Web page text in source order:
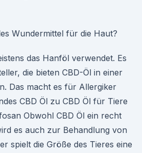
Wundermittel für die Haut?
das Hanföl verwendet. Es
die bieten CBD-Öl in einer
Das macht es für Allergiker
CBD Öl zu CBD Öl für Tiere
Obwohl CBD Öl ein recht
es auch zur Behandlung von
spielt die Größe des Tieres eine